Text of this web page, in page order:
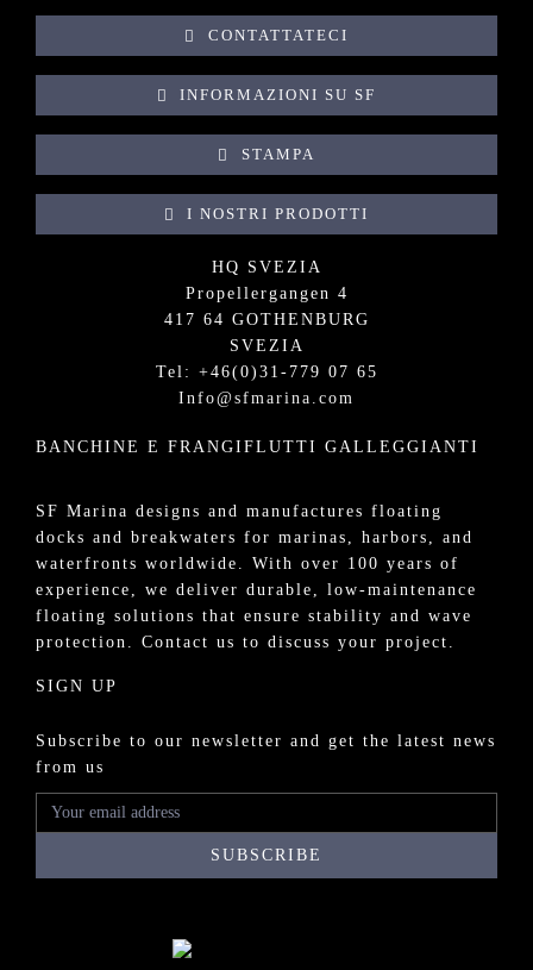
CONTATTATECI
INFORMAZIONI SU SF
STAMPA
I NOSTRI PRODOTTI
HQ SVEZIA
Propellergangen 4
417 64 GOTHENBURG
SVEZIA
Tel: +46(0)31-779 07 65
Info@sfmarina.com
BANCHINE E FRANGIFLUTTI GALLEGGIANTI
SF Marina designs and manufactures floating
docks and breakwaters for marinas , harbors, and
waterfronts worldwide. With over 100 years of
experience, we deliver durable, low-maintenance
floating solutions that ensure stability and wave
protection. Contact us to discuss your project.
SIGN UP
Subscribe to our newsletter and get the latest news
from us